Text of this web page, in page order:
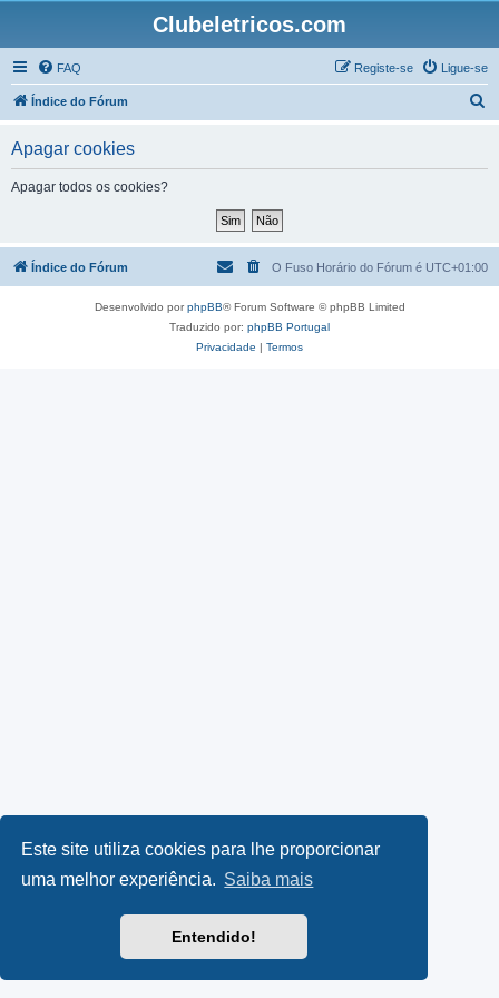
Este site utiliza cookies para lhe proporcionar
uma melhor experiência. Saiba mais
Entendido!
Clubeletricos.com
FAQ Ligue-se
Registe-se
Índice do Fórum
a
Apagar cookies
Apagar todos os cookies?
Índice do Fórum O Fuso Horário do Fórum é UTC+01:00
Desenvolvido porphpBB® Forum Software © phpBB Limited
Traduzido por: phpBB Portugal
Privacidade | Termos